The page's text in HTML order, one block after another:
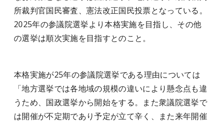
所裁判官国民審査、憲法改正国民投票となっている。
2025年の参議院選挙より本格実施を目指し、その他
の選挙は順次実施を目指すとのこと。
本格実施が25年の参議院選挙である理由については
「地方選挙では各地域の規模の違いにより懸念点も違
うため、国政選挙から開始をする。また衆議院選挙で
は開催が不定期であり予定が立て辛く、また来年開催